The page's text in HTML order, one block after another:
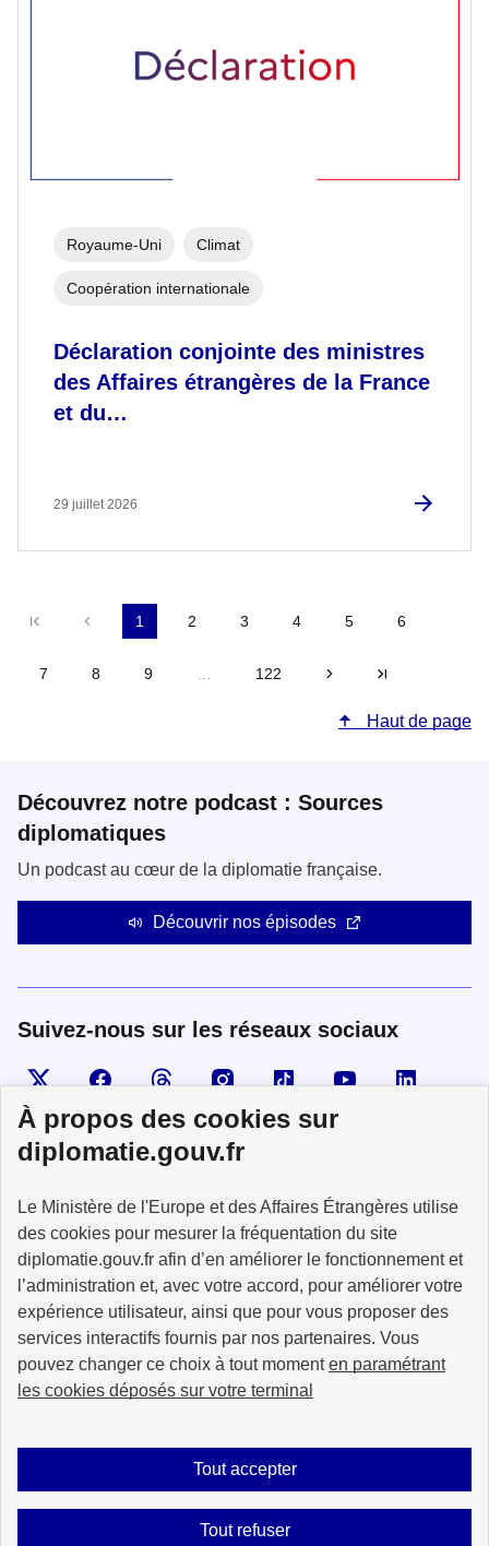
À propos des cookies sur
diplomatie.gouv.fr
Le Ministère de l'Europe et des Affaires Étrangères utilise
des cookies pour mesurer la fréquentation du site
diplomatie.gouv.fr afin d’en améliorer le fonctionnement et
l’administration et, avec votre accord, pour améliorer votre
expérience utilisateur, ainsi que pour vous proposer des
services interactifs fournis par nos partenaires. Vous
pouvez changer ce choix à tout momenten paramétrant
les cookies déposés sur votre terminal
Tout accepter
Tout refuser
Déclaration conjointe des ministres
des Affaires étrangères de la France
et du…
Royaume-Uni Climat
Coopération internationale
29 juillet 2026
Première page
Précédent
1 2 3 4 5 6
7 8 9 … 122 Suivant
Haut de page
Découvrez notre podcast : Sources
diplomatiques
Un podcast au cœur de la diplomatie française.
Découvrir nos épisodes
Suivez-nous sur les réseaux sociaux
Visiter la page XSuivez-nous sur Facebook
Visiter le compte Threads
Visiter le compte Instagram
Visiter le compte TikTok
Visiter le
MINISTÈRE
DE L'EUROPE
ET DES AFFAIRES
ÉTRANGÈRES
info.gouv.fr service-public.fr
Plan du site Accessibilité : partiellement conforme Mentions légales
Nous écrire Gestion des cookies